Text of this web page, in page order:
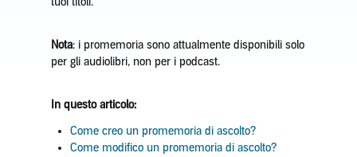
Nota: i promemoria sono attualmente disponibili solo
per gli audiolibri, non per i podcast.
In questo articolo:
Come creo un promemoria di ascolto?
Come modifico un promemoria di ascolto?